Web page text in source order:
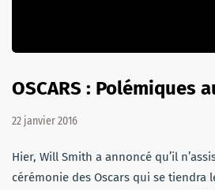
OSCARS : Polémiques
22 janvier 2016
Hier, Will Smith a annoncé qu’il
cérémonie des Oscars qui se tiendra